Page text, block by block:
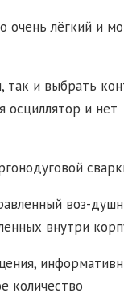
очень лёгкий и
так и выбрать
осциллятор и нет
воз-
внутри
количество